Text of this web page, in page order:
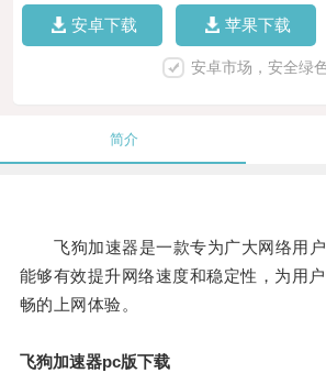
安卓下载 苹果下载
安卓市场，安全绿
简介
飞狗加速器是一款专为广大网络用户
能够有效提升网络速度和稳定性，为用
畅的上网体验。
飞狗加速器pc版下载